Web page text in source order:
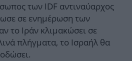
των IDF αντιναύαρχος
σε ενημέρωση των
το Ιράν κλιμακώσει σε
πλήγματα, το Ισραήλ θα